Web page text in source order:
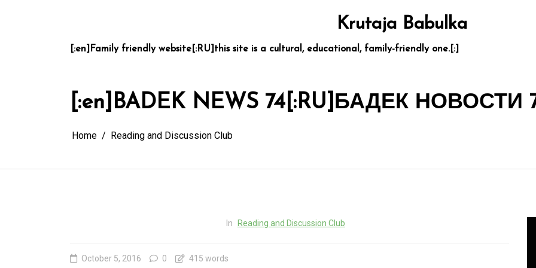
Krutaja Babulka
[:en]Family friendly website[:RU]this site is a cultural, educational, family-friendly one.[:]
[:en]BADEK NEWS 74[:RU]БАДЕК НОВОСТИ
Home Reading and Discussion Club
In Reading and Discussion Club
October 5, 2016 0 415 words